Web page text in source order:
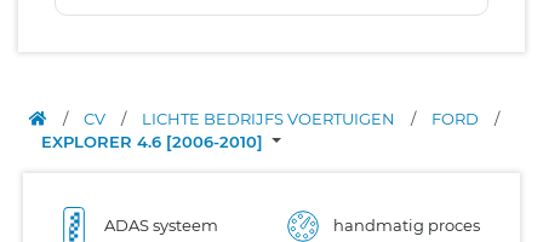
/ CV / LICHTE BEDRIJFS VOERTUIGEN / FORD
/
EXPLORER 4.6 [2006-2010]
ADAS systeem handmatig proces